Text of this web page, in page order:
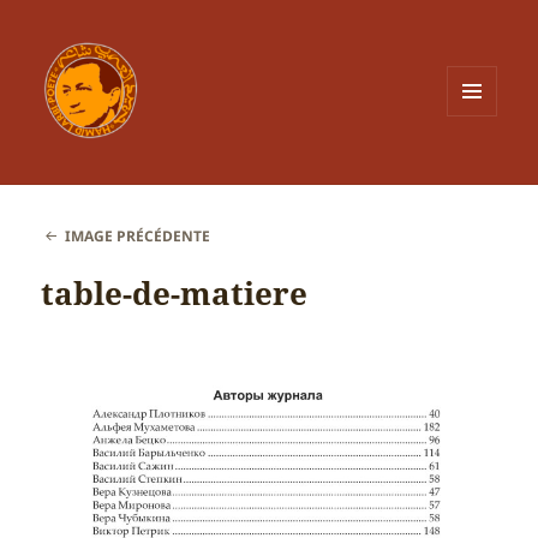
IMAGE PRÉCÉDENTE
table-de-matiere